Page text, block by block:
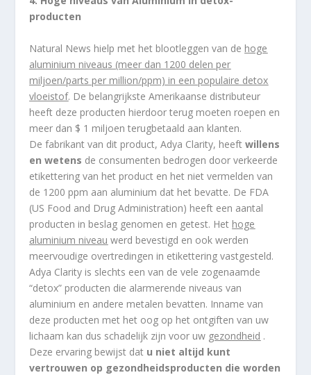
producten
Natural News hielp met het blootleggen van de hoge
aluminium niveaus (meer dan 1200 delen per
miljoen/parts per million/ppm) in een populaire detox
vloeistof. De belangrijkste Amerikaanse distributeur
heeft deze producten hierdoor terug moeten roepen en
meer dan $ 1 miljoen terugbetaald aan klanten.
De fabrikant van dit product, Adya Clarity, heeftwillens
en wetens de consumenten bedrogen door verkeerde
etikettering van het product en het niet vermelden van
de 1200 ppm aan aluminium dat het bevatte. De FDA
(US Food and Drug Administration) heeft een aantal
producten in beslag genomen en getest. Het hoge
aluminium niveau werd bevestigd en ook werden
meervoudige overtredingen in etikettering vastgesteld.
Adya Clarity is slechts een van de vele zogenaamde
“detox” producten die alarmerende niveaus van
aluminium en andere metalen bevatten. Inname van
deze producten met het oog op het ontgiften van uw
lichaam kan dus schadelijk zijn voor uw gezondheid .
Deze ervaring bewijst dat u niet altijd kunt
vertrouwen op gezondheidsproducten die worden